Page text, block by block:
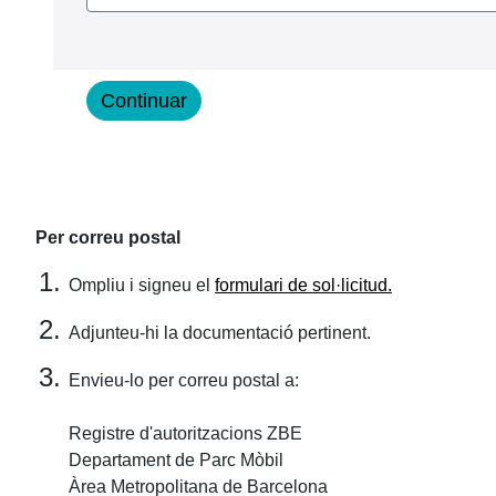
Per correu postal
Ompliu i signeu el formulari de sol·licitud.
Adjunteu-hi la documentació pertinent.
Envieu-lo per correu postal a:
Registre d'autoritzacions ZBE
Departament de Parc Mòbil
Àrea Metropolitana de Barcelona